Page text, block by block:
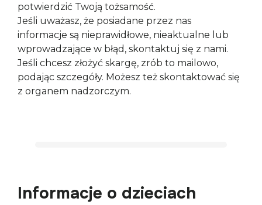
potwierdzić Twoją tożsamość.
Jeśli uważasz, że posiadane przez nas
informacje są nieprawidłowe, nieaktualne lub
wprowadzające w błąd, skontaktuj się z nami.
Jeśli chcesz złożyć skargę, zrób to mailowo,
podając szczegóły. Możesz też skontaktować się
z organem nadzorczym.
Informacje o dzieciach